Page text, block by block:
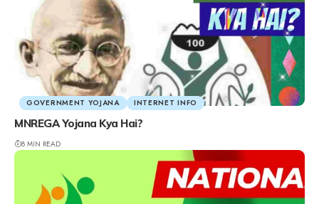
GOVERNMENT YOJANA INTERNET INFO
MNREGA Yojana Kya Hai?
8 MIN READ